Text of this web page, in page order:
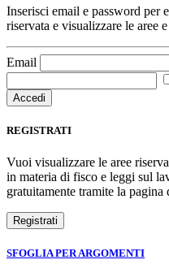
Inserisci email e password per
riservata e visualizzare le aree
Email
REGISTRATI
Vuoi visualizzare le aree
in materia di fisco e leggi sul
gratuitamente tramite la pagina
SFOGLIA PER ARGOMENTI